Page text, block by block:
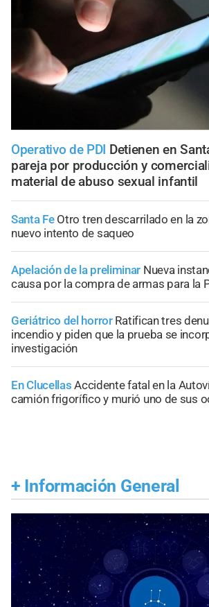
Operativo de PDI Detienen en
pareja por producción y
material de abuso sexual infantil
Santa Fe Otro tren descarrilado en la
nuevo intento de saqueo
Apelación de la preliminar Nueva
causa por la compra de armas para la
Geriátrico del horror Ratifican tres
incendio y piden que la prueba se
investigación
En Clucellas Accidente fatal en la
camión frigorífico y murió uno de sus
+ Información General